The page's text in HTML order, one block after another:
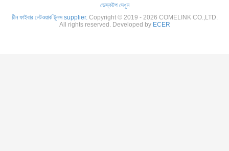
ডেস্কটপ দেখুন
চীন ফাইবার নেটওয়ার্ক টুলস supplier. Copyright © 2019 - 2026 COMELINK CO.,LTD.
All rights reserved. Developed by ECER